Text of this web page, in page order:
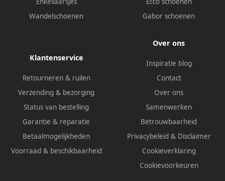
Wandelschoenen
Gabor schoenen
Klantenservice
Retourneren & ruilen
Verzending & bezorging
Status van bestelling
Garantie & reparatie
Betaalmogelijkheden
Voorraad & beschikbaarheid
Over ons
Inspiratie blog
Contact
Over ons
Samenwerken
Betrouwbaarheid
Privacybeleid & Disclaimer
Cookieverklaring
Cookievoorkeuren